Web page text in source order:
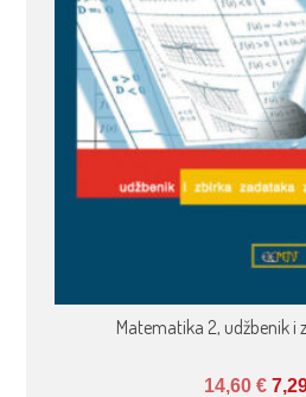
Matematika 2, udžbenik i
14,60€